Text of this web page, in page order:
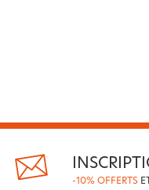
-10% OFFERTS